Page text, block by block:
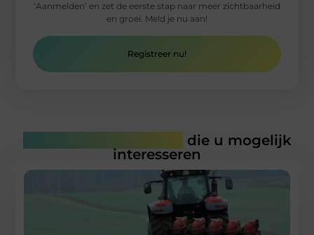
‘Aanmelden’ en zet de eerste stap naar meer zichtbaarheid
en groei. Meld je nu aan!
Registreer nu!
die u mogelijk
interesseren